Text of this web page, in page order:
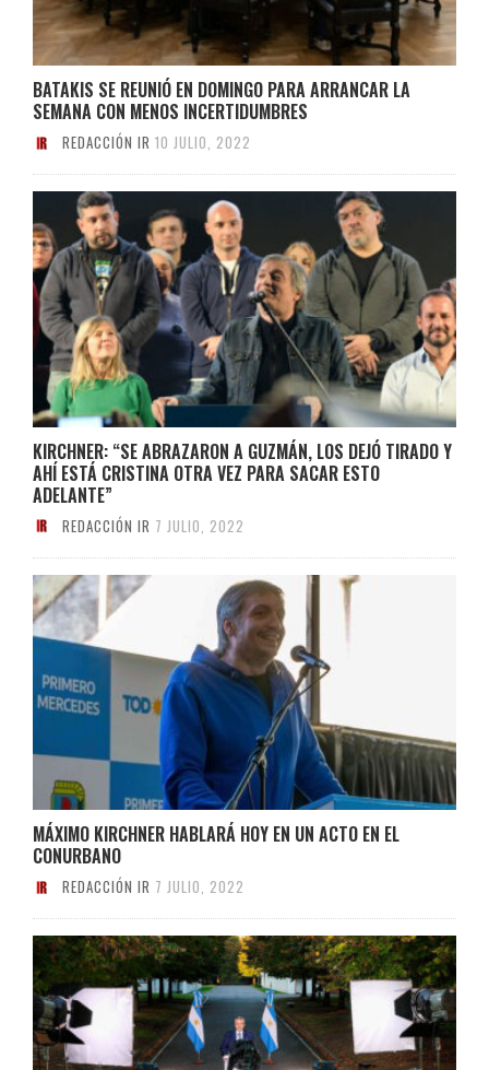
BATAKIS SE REUNIÓ EN DOMINGO PARA ARRANCAR LA
SEMANA CON MENOS INCERTIDUMBRES
REDACCIÓN IR 10 JULIO, 2022
KIRCHNER: “SE ABRAZARON A GUZMÁN, LOS DEJÓ TIRADO Y
AHÍ ESTÁ CRISTINA OTRA VEZ PARA SACAR ESTO
ADELANTE”
REDACCIÓN IR 7 JULIO, 2022
MÁXIMO KIRCHNER HABLARÁ HOY EN UN ACTO EN EL
CONURBANO
REDACCIÓN IR 7 JULIO, 2022